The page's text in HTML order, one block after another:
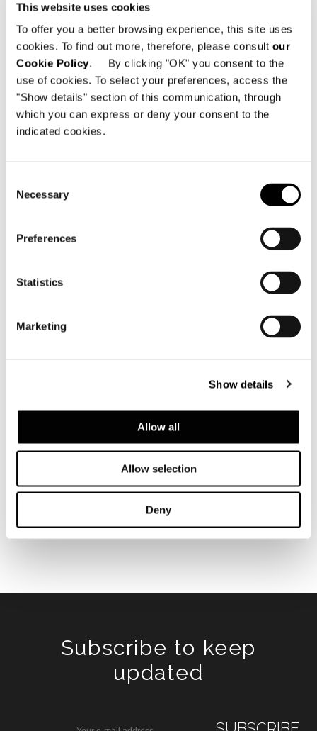
This website uses cookies
To offer you a better browsing experience, this site uses
cookies. To find out more, therefore, please consult our
Cookie Policy. By clicking "OK" you consent to the
use of cookies. To select your preferences, access the
"Show details" section of this communication, through
which you can express or deny your consent to the
indicated cookies.
Selection
Necessary
Preferences
Statistics
Marketing
Show details
Allow all
Allow selection
Deny
SALONE INTERNAZIONALE DEL MOBILE
MILAN FAIRGROUNDS, RHO
4 / 9 APRIL 2017 HALL 7 / STAND
E15 - E27 - F18 - F20
Subscribe to keep
updated